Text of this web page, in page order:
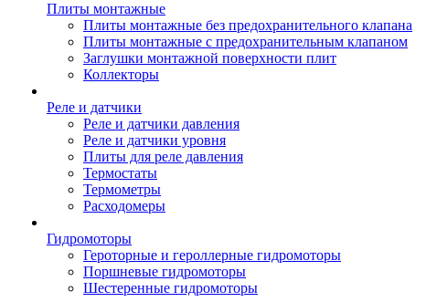
Плиты монтажные
Плиты монтажные без предохранительного клапана
Плиты монтажные с предохранительным клапаном
Заглушки монтажной поверхности плит
Коллекторы
Реле и датчики
Реле и датчики давления
Реле и датчики уровня
Плиты для реле давления
Термостаты
Термометры
Расходомеры
Гидромоторы
Героторные и героллерные гидромоторы
Поршневые гидромоторы
Шестеренные гидромоторы